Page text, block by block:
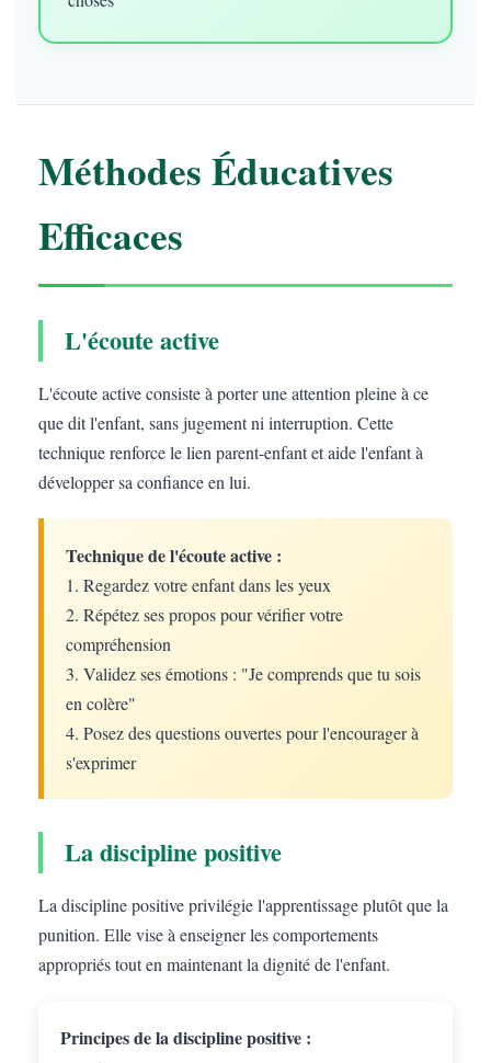
Méthodes Éducatives
Efficaces
L'écoute active
L'écoute active consiste à porter une attention pleine à ce
que dit l'enfant, sans jugement ni interruption. Cette
technique renforce le lien parent-enfant et aide l'enfant à
développer sa confiance en lui.
Technique de l'écoute active :
1. Regardez votre enfant dans les yeux
2. Répétez ses propos pour vérifier votre
compréhension
3. Validez ses émotions : "Je comprends que tu sois
en colère"
4. Posez des questions ouvertes pour l'encourager à
s'exprimer
La discipline positive
La discipline positive privilégie l'apprentissage plutôt que la
punition. Elle vise à enseigner les comportements
appropriés tout en maintenant la dignité de l'enfant.
Principes de la discipline positive :